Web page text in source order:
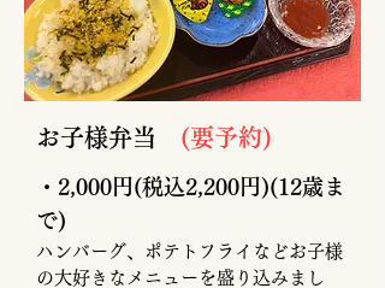
​お子様弁当 (要予約)
・2,000円(税込2,200円)(12歳ま
で)
​ハンバーグ、ポテトフライなどお子様
の大好きなメニューを盛り込みまし